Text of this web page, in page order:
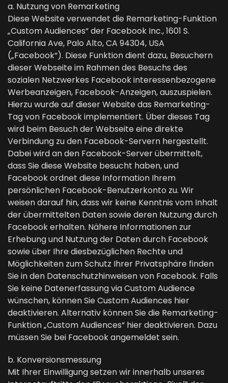
a. Nutzung von Remarketing
Diese Website verwendet die Remarketing-Funktion
„Custom Audiences“ der Facebook Inc., 1601 S.
California Ave, Palo Alto, CA 94304, USA
(„Facebook“). Diese Funktion dient dazu, Besuchern
dieser Webseite im Rahmen des Besuchs des
sozialen Netzwerkes Facebook interessenbezogene
Werbeanzeigen, Facebook-Anzeigen, auszuspielen.
Hierzu wurde auf dieser Website das Remarketing-
Tag von Facebook implementiert. Über dieses Tag
wird beim Besuch der Webseite eine direkte
Verbindung zu den Facebook-Servern hergestellt.
Dabei wird an den Facebook-Server übermittelt,
dass Sie diese Website besucht haben, und
Facebook ordnet diese Information Ihrem
persönlichen Facebook-Benutzerkonto zu. Wir
weisen darauf hin, dass wir keine Kenntnis vom Inhalt
der übermittelten Daten sowie deren Nutzung durch
Facebook erhalten. Nähere Informationen zur
Erhebung und Nutzung der Daten durch Facebook
sowie über Ihre diesbezüglichen Rechte und
Möglichkeiten zum Schutz Ihrer Privatsphäre finden
Sie in den Datenschutzhinweisen von Facebook. Falls
Sie keine Datenerfassung via Custom Audience
wünschen, können Sie Custom Audiences hier
deaktivieren. Alternativ können Sie die Remarketing-
Funktion „Custom Audiences“ hier deaktivieren. Dazu
müssen Sie bei Facebook angemeldet sein.
b. Konversionsmessung
Mit Ihrer Einwilligung setzen wir innerhalb unseres